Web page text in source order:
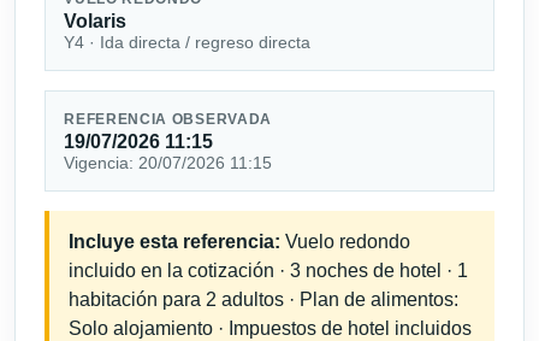
Volaris
Y4 · Ida directa / regreso directa
REFERENCIA OBSERVADA
19/07/2026 11:15
Vigencia: 20/07/2026 11:15
Incluye esta referencia: Vuelo redondo
incluido en la cotización · 3 noches de hotel · 1
habitación para 2 adultos · Plan de alimentos:
Solo alojamiento · Impuestos de hotel incluidos